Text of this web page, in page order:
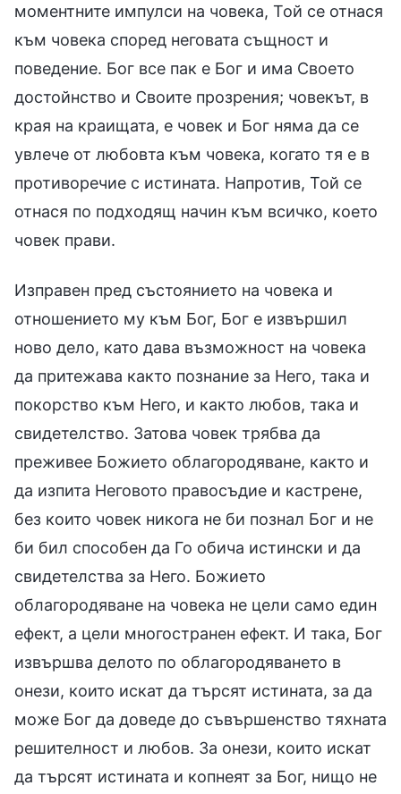
моментните импулси на човека, Той се отнася
към човека според неговата същност и
поведение. Бог все пак е Бог и има Своето
достойнство и Своите прозрения; човекът, в
края на краищата, е човек и Бог няма да се
увлече от любовта към човека, когато тя е в
противоречие с истината. Напротив, Той се
отнася по подходящ начин към всичко, което
човек прави.
Изправен пред състоянието на човека и
отношението му към Бог, Бог е извършил
ново дело, като дава възможност на човека
да притежава както познание за Него, така и
покорство към Него, и както любов, така и
свидетелство. Затова човек трябва да
преживее Божието облагородяване, както и
да изпита Неговото правосъдие и кастрене,
без които човек никога не би познал Бог и не
би бил способен да Го обича истински и да
свидетелства за Него. Божието
облагородяване на човека не цели само един
ефект, а цели многостранен ефект. И така, Бог
извършва делото по облагородяването в
онези, които искат да търсят истината, за да
може Бог да доведе до съвършенство тяхната
решителност и любов. За онези, които искат
да търсят истината и копнеят за Бог, нищо не